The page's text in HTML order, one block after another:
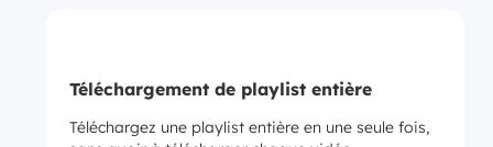
Téléchargement de playlist entière
Téléchargez une playlist entière en une seule fois,